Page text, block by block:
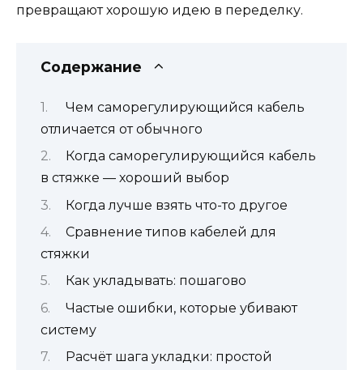
превращают хорошую идею в переделку.
Содержание
Чем саморегулирующийся кабель
отличается от обычного
Когда саморегулирующийся кабель
в стяжке — хороший выбор
Когда лучше взять что-то другое
Сравнение типов кабелей для
стяжки
Как укладывать: пошагово
Частые ошибки, которые убивают
систему
Расчёт шага укладки: простой